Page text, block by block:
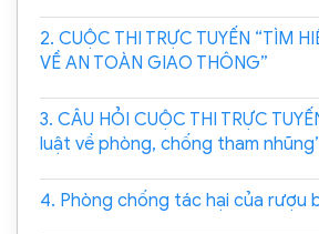
2. CUỘC THI TRỰC TUYẾN “TÌM
VỀ AN TOÀN GIAO THÔNG”
3. CÂU HỎI CUỘC THI TRỰC
luật về phòng, chống tham
4. Phòng chống tác hại của rượu